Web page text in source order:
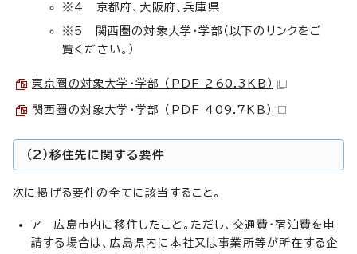
※4 京都府、大阪府、兵庫県
※5 関西圏の対象大学・学部（以下のリンクをご
覧ください。）
東京圏の対象大学・学部 （PDF 260.3KB）
関西圏の対象大学・学部 （PDF 409.7KB）
（2）移住先に関する要件
次に掲げる要件の全てに該当すること。
ア 広島市内に移住したこと。ただし、交通費・宿泊費を申
請する場合は、広島県内に本社又は事業所等が所在する企